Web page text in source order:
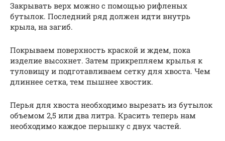
Закрывать верх можно с помощью рифленых
бутылок. Последний ряд должен идти внутрь
крыла, на загиб.
Покрываем поверхность краской и ждем, пока
изделие высохнет. Затем прикрепляем крылья к
туловищу и подготавливаем сетку для хвоста. Чем
длиннее сетка, тем пышнее хвостик.
Перья для хвоста необходимо вырезать из бутылок
объемом 2,5 или два литра. Красить теперь нам
необходимо каждое перышку с двух частей.